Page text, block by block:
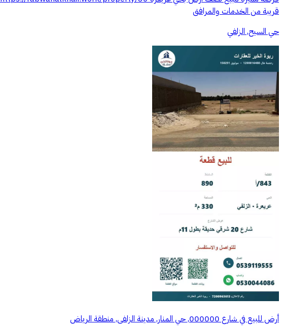
قريبة من الخدمات والمرافق
حي السيح, الزلفي
أرض للبيع في شارع 000000, حي المنار, مدينة الزلفى, منطقة الرياض